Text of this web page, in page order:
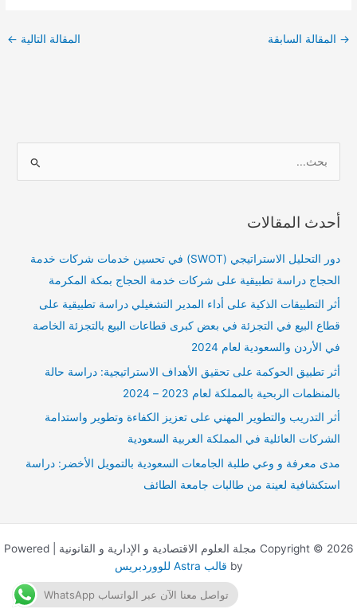
→ المقالة السابقة المقالة التالية ←
ح
أحدث المقالات
دور التحليل الاستراتيجي (SWOT) في تحسين خدمات شركات خدمة
الحجاج دراسة تطبيقية على شركات خدمة الحجاج بمكة المكرمة
أثر التطبيقات الذكية على أداء المدير التشغيلي دراسة تطبيقية على
قطاع البيع في التجزئة في بعض كبرى قطاعات البيع بالتجزئة الخاصة
في الأردن والسعودية لعام 2024
أثر تطبيق الحوكمة على تحقيق الأهداف الاستراتيجية: دراسة حالة
بالمنظمات الربحية بالمملكة لعام 2023 – 2024
أثر التدريب والتطوير المهني على تعزيز الكفاءة وتطوير واستدامة
الشركات العائلية في المملكة العربية السعودية
مدى معرفة و وعي طلبة الجامعات السعودية بالتمويل الأخضر: دراسة
استكشافية لعينة من طالبات جامعة الطائف
Copyright © 2026 مجلة العلوم الاقتصادية و الإدارية و القانونية | Powered
by قالب Astra للووردبريس
تواصل معنا الآن عبر الواتساب WhatsApp